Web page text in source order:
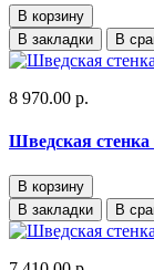
В корзину
В закладки
В
8 970.00 р.
Шведская
В корзину
В закладки
В